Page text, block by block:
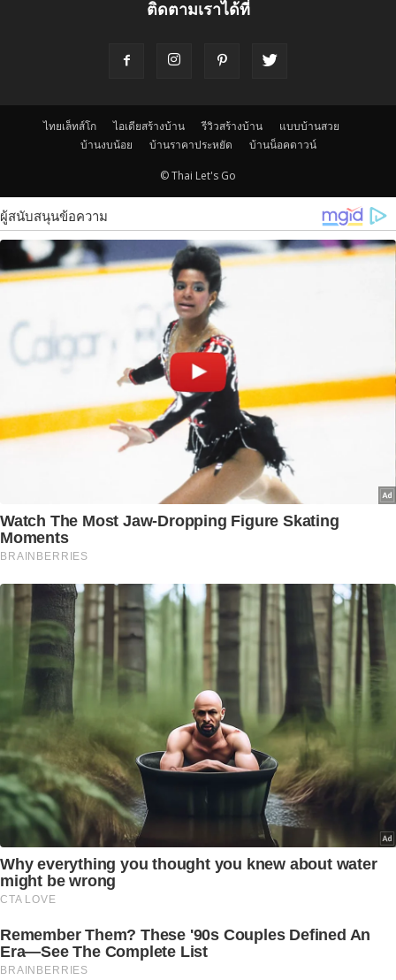
ติดตามเราได้ที่
ไทยเล็ทส์โก ไอเดียสร้างบ้าน รีวิวสร้างบ้าน
แบบบ้านสวย
บ้านงบน้อย
บ้านราคาประหยัด บ้านน็อคดาวน์
© Thai Let's Go